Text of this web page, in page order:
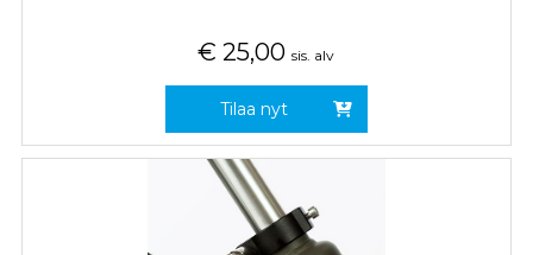
€ 25,00 sis. alv
Tilaa nyt